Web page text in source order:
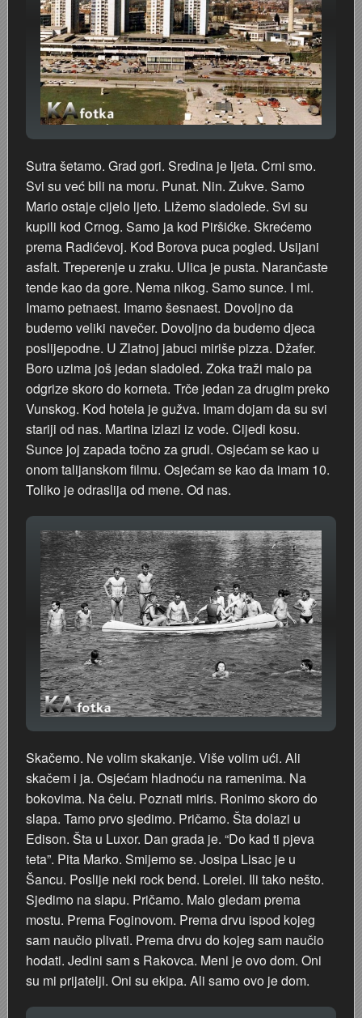
Sutra šetamo. Grad gori. Sredina je ljeta. Crni smo.
Svi su već bili na moru. Punat. Nin. Zukve. Samo
Mario ostaje cijelo ljeto. Ližemo sladolede. Svi su
kupili kod Crnog. Samo ja kod Piršićke. Skrećemo
prema Radićevoj. Kod Borova puca pogled. Usijani
asfalt. Treperenje u zraku. Ulica je pusta. Narančaste
tende kao da gore. Nema nikog. Samo sunce. I mi.
Imamo petnaest. Imamo šesnaest. Dovoljno da
budemo veliki navečer. Dovoljno da budemo djeca
poslijepodne. U Zlatnoj jabuci miriše pizza. Džafer.
Boro uzima još jedan sladoled. Zoka traži malo pa
odgrize skoro do korneta. Trče jedan za drugim preko
Vunskog. Kod hotela je gužva. Imam dojam da su svi
stariji od nas. Martina izlazi iz vode. Cijedi kosu.
Sunce joj zapada točno za grudi. Osjećam se kao u
onom talijanskom filmu. Osjećam se kao da imam 10.
Toliko je odraslija od mene. Od nas.
Skačemo. Ne volim skakanje. Više volim ući. Ali
skačem i ja. Osjećam hladnoću na ramenima. Na
bokovima. Na čelu. Poznati miris. Ronimo skoro do
slapa. Tamo prvo sjedimo. Pričamo. Šta dolazi u
Edison. Šta u Luxor. Dan grada je. “Do kad ti pjeva
teta”. Pita Marko. Smijemo se. Josipa Lisac je u
Šancu. Poslije neki rock bend. Lorelei. Ili tako nešto.
Sjedimo na slapu. Pričamo. Malo gledam prema
mostu. Prema Foginovom. Prema drvu ispod kojeg
sam naučio plivati. Prema drvu do kojeg sam naučio
hodati. Jedini sam s Rakovca. Meni je ovo dom. Oni
su mi prijatelji. Oni su ekipa. Ali samo ovo je dom.